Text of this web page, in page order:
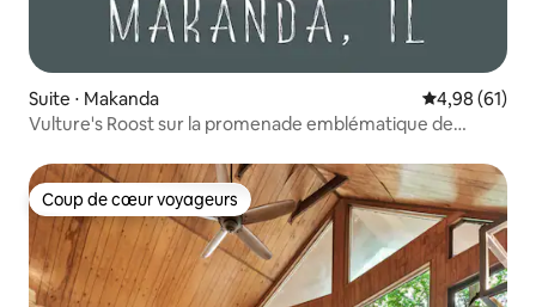
Suite ⋅ Makanda Évaluation
4,98 (61)
Vulture's Roost sur la promenade emblématique de
Coup de cœur voyageurs
Coup de cœur voyageurs